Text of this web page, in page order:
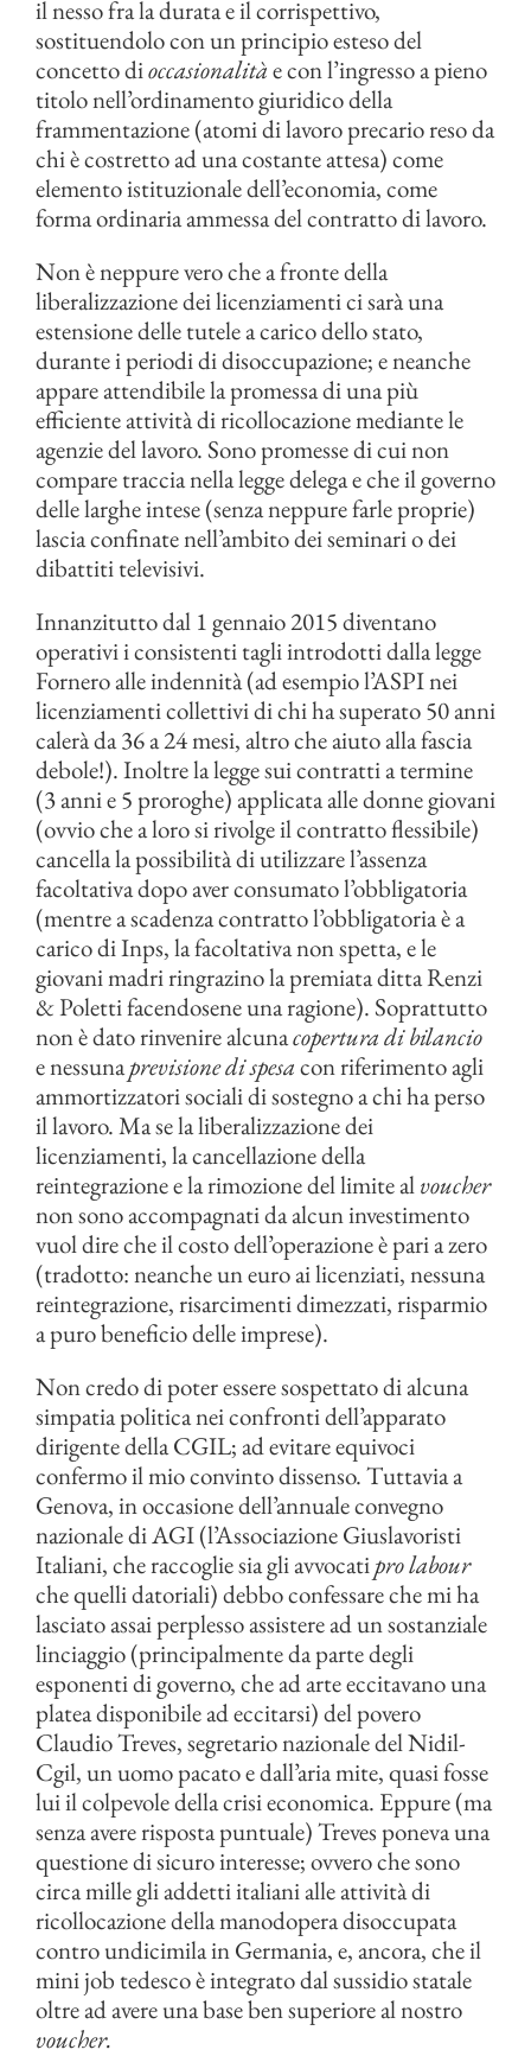
il nesso fra la durata e il corrispettivo,
sostituendolo con un principio esteso del
concetto dioccasionalitàe con l’ingresso a pieno
titolo nell’ordinamento giuridico della
frammentazione (atomi di lavoro precario reso da
chi è costretto ad una costante attesa) come
elemento istituzionale dell’economia, come
forma ordinaria ammessa del contratto di lavoro.
Non è neppure vero che a fronte della
liberalizzazione dei licenziamenti ci sarà una
estensione delle tutele a carico dello stato,
durante i periodi di disoccupazione; e neanche
appare attendibile la promessa di una più
efficiente attività di ricollocazione mediante le
agenzie del lavoro. Sono promesse di cui non
compare traccia nella legge delega e che il governo
delle larghe intese (senza neppure farle proprie)
lascia confinate nell’ambito dei seminari o dei
dibattiti televisivi.
Innanzitutto dal 1 gennaio 2015 diventano
operativi i consistenti tagli introdotti dalla legge
Fornero alle indennità (ad esempio l’ASPI nei
licenziamenti collettivi di chi ha superato 50 anni
calerà da 36 a 24 mesi, altro che aiuto alla fascia
debole!). Inoltre la legge sui contratti a termine
(3 anni e 5 proroghe) applicata alle donne giovani
(ovvio che a loro si rivolge il contratto flessibile)
cancella la possibilità di utilizzare l’assenza
facoltativa dopo aver consumato l’obbligatoria
(mentre a scadenza contratto l’obbligatoria è a
carico di Inps, la facoltativa non spetta, e le
giovani madri ringrazino la premiata ditta Renzi
& Poletti facendosene una ragione). Soprattutto
non è dato rinvenire alcunacopertura di bilancio
e nessunaprevisione di spesacon riferimento agli
ammortizzatori sociali di sostegno a chi ha perso
il lavoro. Ma se la liberalizzazione dei
licenziamenti, la cancellazione della
reintegrazione e la rimozione del limite alvoucher
non sono accompagnati da alcun investimento
vuol dire che il costo dell’operazione è pari a zero
(tradotto: neanche un euro ai licenziati, nessuna
reintegrazione, risarcimenti dimezzati, risparmio
a puro beneficio delle imprese).
Non credo di poter essere sospettato di alcuna
simpatia politica nei confronti dell’apparato
dirigente della CGIL; ad evitare equivoci
confermo il mio convinto dissenso. Tuttavia a
Genova, in occasione dell’annuale convegno
nazionale di AGI (l’Associazione Giuslavoristi
Italiani, che raccoglie sia gli avvocatipro labour
che quelli datoriali) debbo confessare che mi ha
lasciato assai perplesso assistere ad un sostanziale
linciaggio (principalmente da parte degli
esponenti di governo, che ad arte eccitavano una
platea disponibile ad eccitarsi) del povero
Claudio Treves, segretario nazionale del Nidil-
Cgil, un uomo pacato e dall’aria mite, quasi fosse
lui il colpevole della crisi economica. Eppure (ma
senza avere risposta puntuale) Treves poneva una
questione di sicuro interesse; ovvero che sono
circa mille gli addetti italiani alle attività di
ricollocazione della manodopera disoccupata
contro undicimila in Germania, e, ancora, che il
mini job tedesco è integrato dal sussidio statale
oltre ad avere una base ben superiore al nostro
voucher.